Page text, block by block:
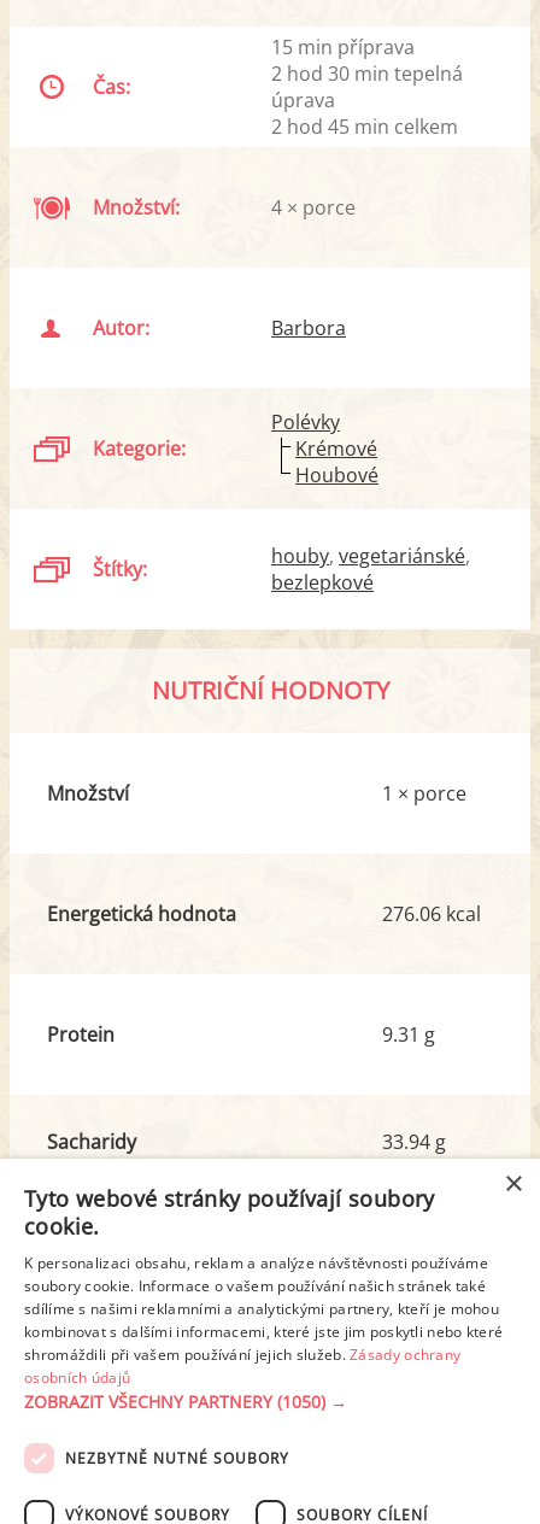
Čas:
15 min příprava
2 hod 30 min tepelná
úprava
2 hod 45 min celkem
Množství: 4 × porce
Autor: Barbora
Kategorie:
Polévky
Krémové
Houbové
Štítky: houby vegetariánské
bezlepkové
NUTRIČNÍ HODNOTY
Množství 1 × porce
Energetická hodnota 276.06 kcal
Protein 9.31 g
Sacharidy
z toho cukr
33.94 g
10.83 g
Tuk
z toho nas. mastné kyseliny
9.44 g
5.69 g
Detailní rozpis
PODMÍNKY UŽITÍ ZÁSADY OCHRANY OSOBNÍCH ÚDAJŮ
×
Tyto webové stránky používají soubory
cookie.
K personalizaci obsahu, reklam a analýze návštěvnosti používáme
soubory cookie. Informace o vašem používání našich stránek také
sdílíme s našimi reklamními a analytickými partnery, kteří je mohou
kombinovat s dalšími informacemi, které jste jim poskytli nebo které
shromáždili při vašem používání jejich služeb.Zásady ochrany
osobních údajů
ZOBRAZIT VŠECHNY PARTNERY(1050) →
NEZBYTNĚ NUTNÉ SOUBORY
VÝKONOVÉ SOUBORY SOUBORY CÍLENÍ